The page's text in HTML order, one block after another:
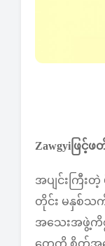
Zawgyiဖြင့်ဖ
အပျင်းကြီး
တိုင်း မနှစ်
အသေးအဖွဲ့ကိစ္
တွေကို စိတ်အနှ